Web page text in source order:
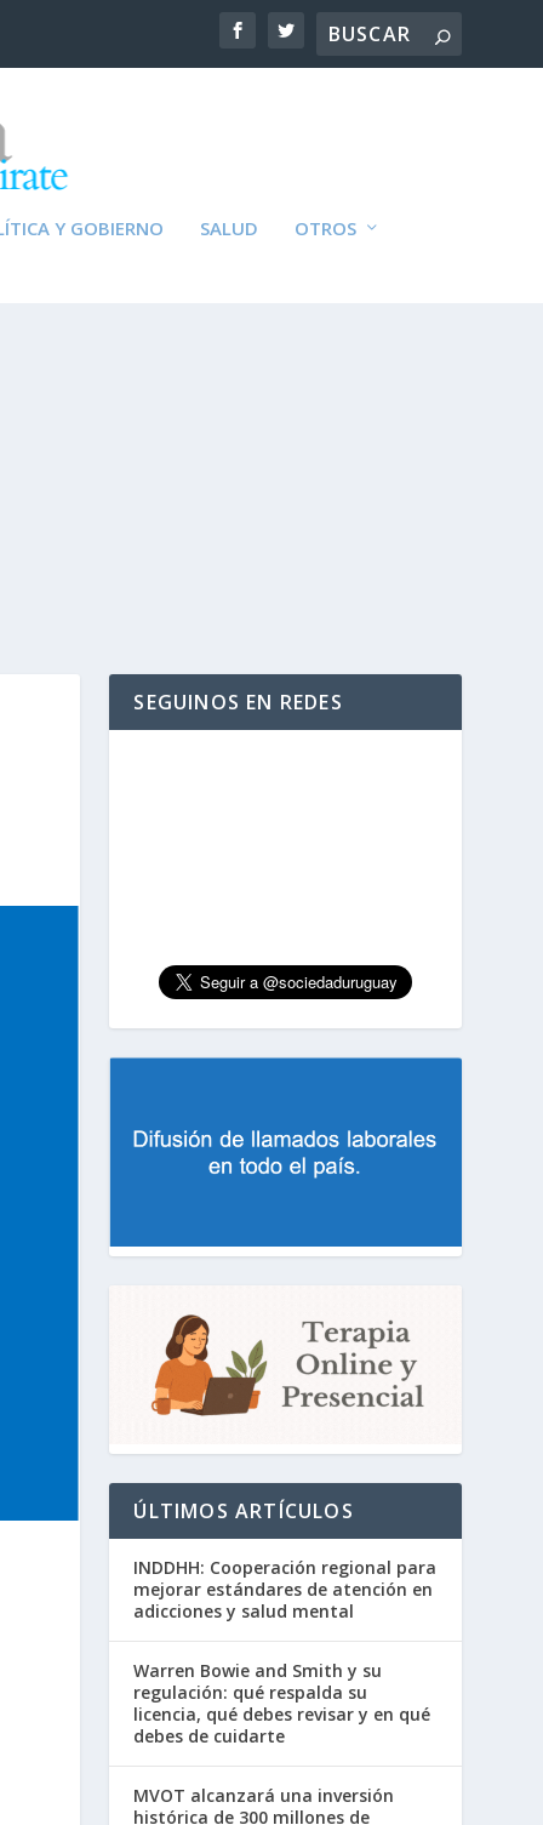
Y GOBIERNO SALUD OTROS
SEGUINOS EN REDES
ÚLTIMOS ARTÍCULOS
INDDHH: Cooperación regional para
mejorar estándares de atención en
adicciones y salud mental
Warren Bowie and Smith y su
regulación: qué respalda su
licencia, qué debes revisar y en qué
debes de cuidarte
MVOT alcanzará una inversión
histórica de 300 millones de